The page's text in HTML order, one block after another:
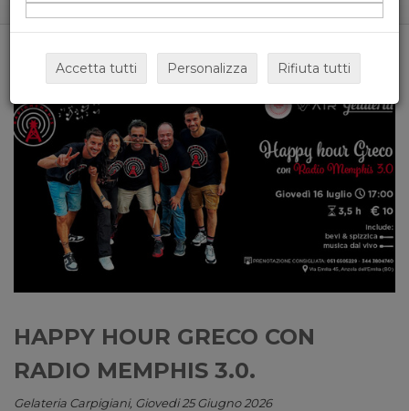
Home News&events
HAPPY HOUR GRECO CON
RADIO MEMPHIS 3.0.
Gelateria Carpigiani, Giovedi 25 Giugno 2026
Accetta tutti Personalizza Rifiuta tutti